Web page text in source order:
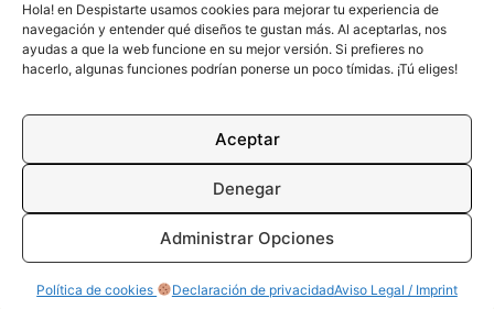
Hola! en Despistarte usamos cookies para mejorar tu experiencia de
navegación y entender qué diseños te gustan más. Al aceptarlas, nos
ayudas a que la web funcione en su mejor versión. Si prefieres no
hacerlo, algunas funciones podrían ponerse un poco tímidas. ¡Tú eliges!
Aceptar
Denegar
Administrar Opciones
Política de cookies Declaración de privacidadAviso Legal / Imprint
Tres últimos apuntes sobre “canal”…
Proyectos
Talleres